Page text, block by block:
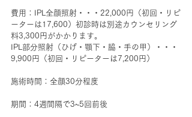
費用：IPL全顔照射・・・22,000円（初回・リピ
ーターは17,600）初診時は別途カウンセリング
料3,300円がかかります。
IPL部分照射（ひげ・顎下・脇・手の甲）・・・
9,900円（初回・リピーターは7,200円）
施術時間：全顔30分程度
期間：4週間隔で3~5回前後